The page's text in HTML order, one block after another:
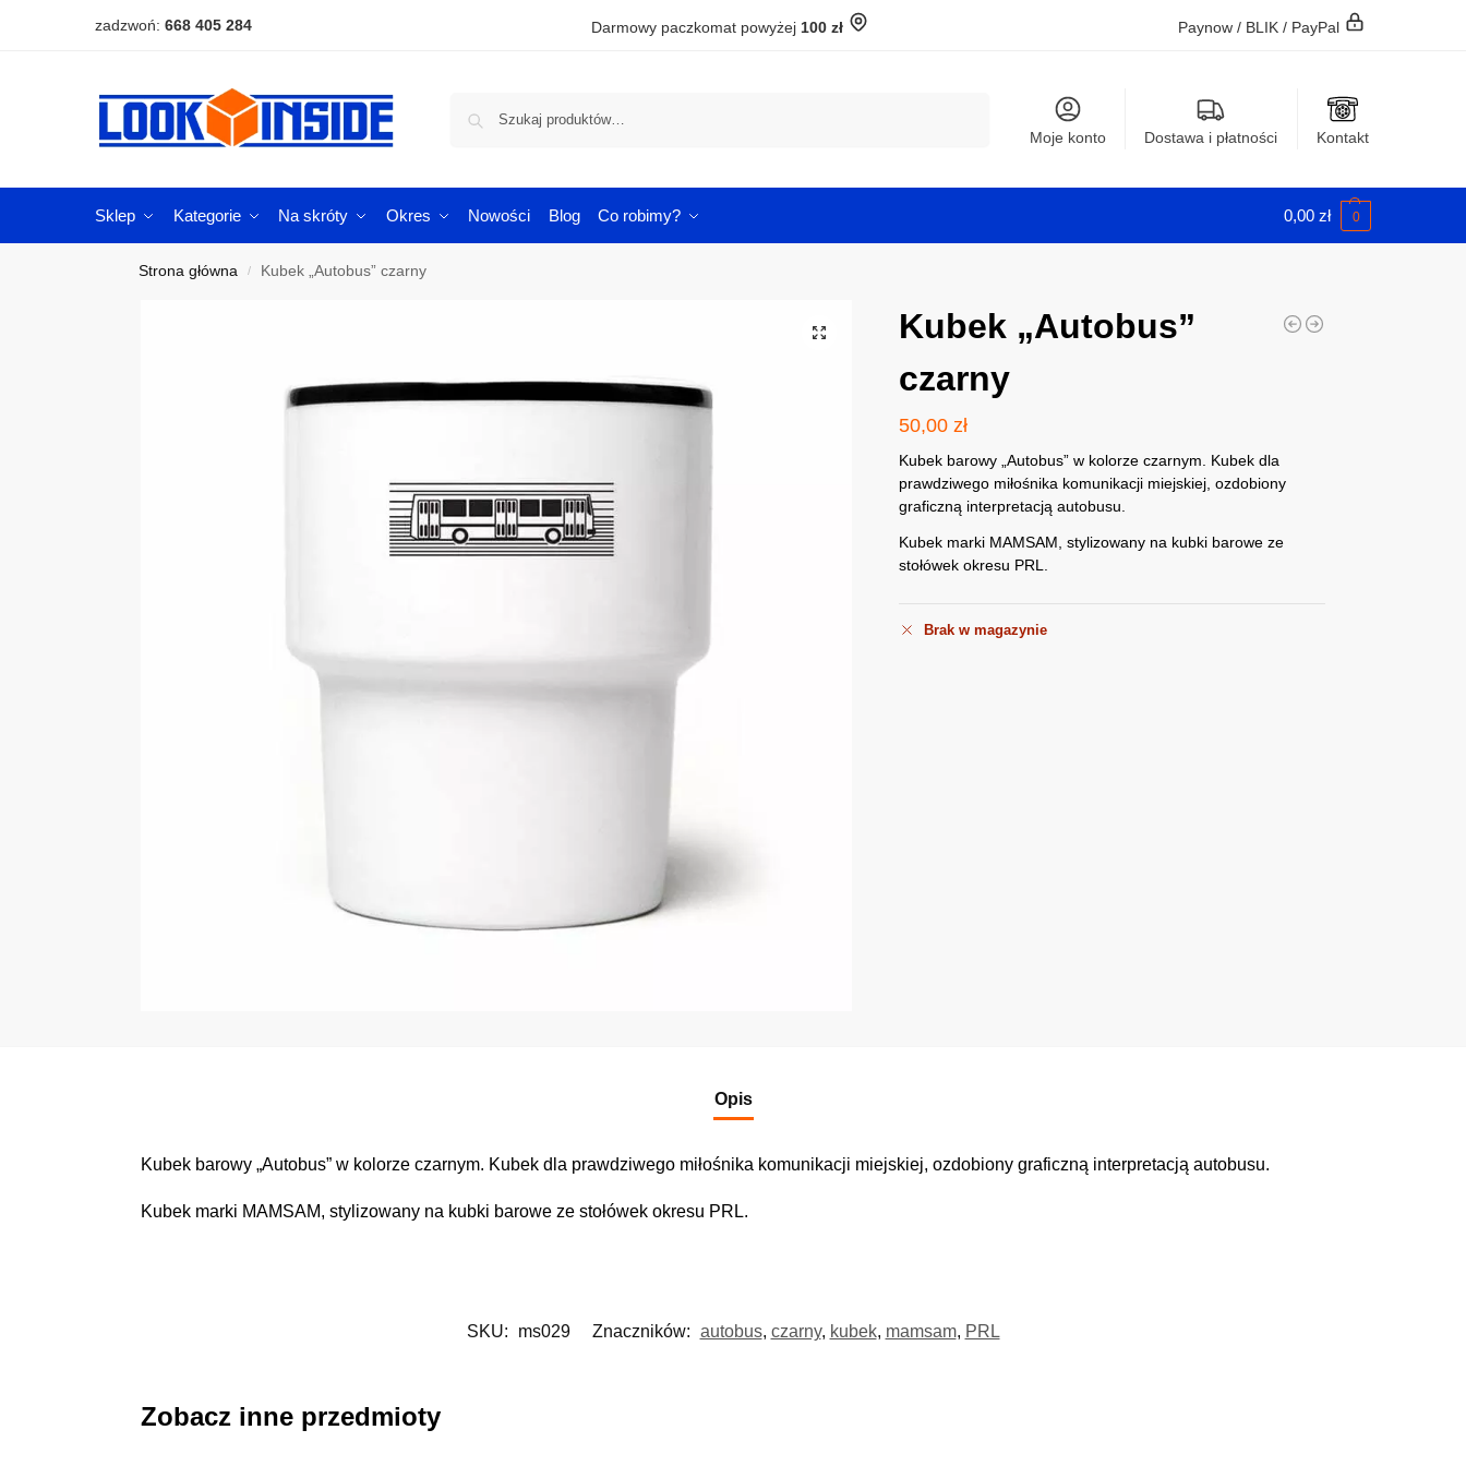
zadzwoń: 668 405 284 Darmowy paczkomat powyżej 100 zł Paynow / BLIK / PayPal
Moje konto Dostawa i płatności Kontakt
Sklep Kategorie Na skróty Okres Nowości Blog Co robimy? 0,00 zł 0
Strona główna / Kubek „Autobus” czarny
Kubek „Autobus”
czarny
50,00zł
Kubek barowy „Autobus” w kolorze czarnym. Kubek dla
prawdziwego miłośnika komunikacji miejskiej, ozdobiony
graficzną interpretacją autobusu.
Kubek marki MAMSAM, stylizowany na kubki barowe ze
stołówek okresu PRL.
Brak w magazynie
Opis
Kubek barowy „Autobus” w kolorze czarnym. Kubek dla prawdziwego miłośnika komunikacji miejskiej, ozdobiony graficzną interpretacją autobusu.
Kubek marki MAMSAM, stylizowany na kubki barowe ze stołówek okresu PRL.
SKU: ms029 Znaczników: autobus, czarny, kubek, mamsam, PRL
Zobacz inne przedmioty